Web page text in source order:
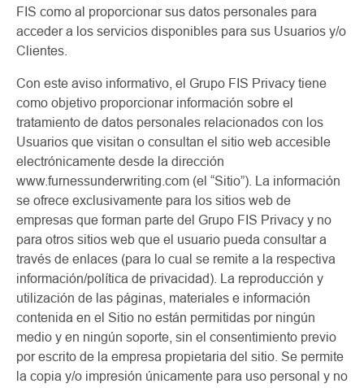
FIS como al proporcionar sus datos personales para
acceder a los servicios disponibles para sus Usuarios y/o
Clientes.
Con este aviso informativo, el Grupo FIS Privacy tiene
como objetivo proporcionar información sobre el
tratamiento de datos personales relacionados con los
Usuarios que visitan o consultan el sitio web accesible
electrónicamente desde la dirección
www.furnessunderwriting.com (el “Sitio”). La información
se ofrece exclusivamente para los sitios web de
empresas que forman parte del Grupo FIS Privacy y no
para otros sitios web que el usuario pueda consultar a
través de enlaces (para lo cual se remite a la respectiva
información/política de privacidad). La reproducción y
utilización de las páginas, materiales e información
contenida en el Sitio no están permitidas por ningún
medio y en ningún soporte, sin el consentimiento previo
por escrito de la empresa propietaria del sitio. Se permite
la copia y/o impresión únicamente para uso personal y no